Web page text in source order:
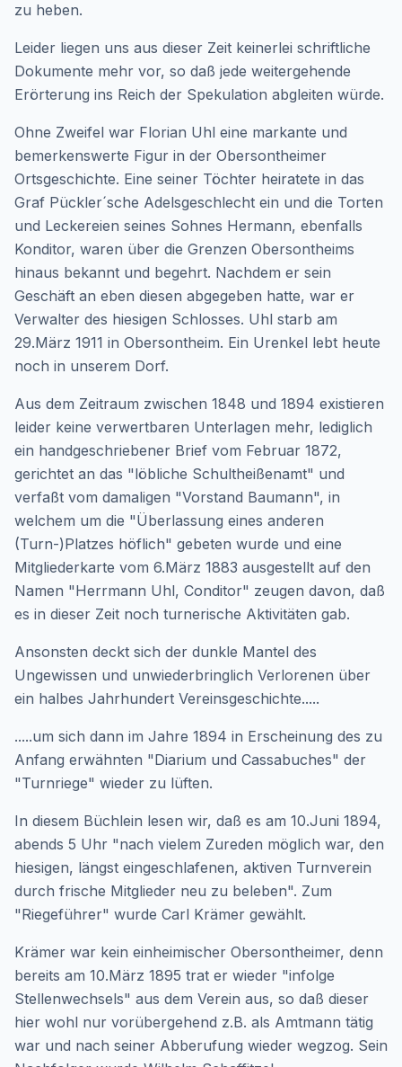
zu heben.
Leider liegen uns aus dieser Zeit keinerlei schriftliche
Dokumente mehr vor, so daß jede weitergehende
Erörterung ins Reich der Spekulation abgleiten würde.
Ohne Zweifel war Florian Uhl eine markante und
bemerkenswerte Figur in der Obersontheimer
Ortsgeschichte. Eine seiner Töchter heiratete in das
Graf Pückler´sche Adelsgeschlecht ein und die Torten
und Leckereien seines Sohnes Hermann, ebenfalls
Konditor, waren über die Grenzen Obersontheims
hinaus bekannt und begehrt. Nachdem er sein
Geschäft an eben diesen abgegeben hatte, war er
Verwalter des hiesigen Schlosses. Uhl starb am
29.März 1911 in Obersontheim. Ein Urenkel lebt heute
noch in unserem Dorf.
Aus dem Zeitraum zwischen 1848 und 1894 existieren
leider keine verwertbaren Unterlagen mehr, lediglich
ein handgeschriebener Brief vom Februar 1872,
gerichtet an das "löbliche Schultheißenamt" und
verfaßt vom damaligen "Vorstand Baumann", in
welchem um die "Überlassung eines anderen
(Turn-)Platzes höflich" gebeten wurde und eine
Mitgliederkarte vom 6.März 1883 ausgestellt auf den
Namen "Herrmann Uhl, Conditor" zeugen davon, daß
es in dieser Zeit noch turnerische Aktivitäten gab.
Ansonsten deckt sich der dunkle Mantel des
Ungewissen und unwiederbringlich Verlorenen über
ein halbes Jahrhundert Vereinsgeschichte.....
.....um sich dann im Jahre 1894 in Erscheinung des zu
Anfang erwähnten "Diarium und Cassabuches" der
"Turnriege" wieder zu lüften.
In diesem Büchlein lesen wir, daß es am 10.Juni 1894,
abends 5 Uhr "nach vielem Zureden möglich war, den
hiesigen, längst eingeschlafenen, aktiven Turnverein
durch frische Mitglieder neu zu beleben". Zum
"Riegeführer" wurde Carl Krämer gewählt.
Krämer war kein einheimischer Obersontheimer, denn
bereits am 10.März 1895 trat er wieder "infolge
Stellenwechsels" aus dem Verein aus, so daß dieser
hier wohl nur vorübergehend z.B. als Amtmann tätig
war und nach seiner Abberufung wieder wegzog. Sein